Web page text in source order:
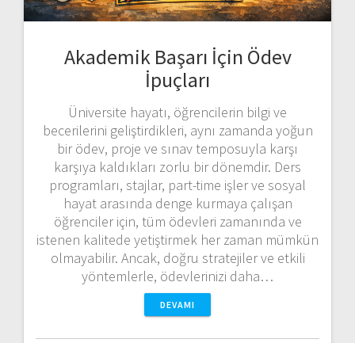
Akademik Başarı İçin Ödev
İpuçları
Üniversite hayatı, öğrencilerin bilgi ve
becerilerini geliştirdikleri, aynı zamanda yoğun
bir ödev, proje ve sınav temposuyla karşı
karşıya kaldıkları zorlu bir dönemdir. Ders
programları, stajlar, part-time işler ve sosyal
hayat arasında denge kurmaya çalışan
öğrenciler için, tüm ödevleri zamanında ve
istenen kalitede yetiştirmek her zaman mümkün
olmayabilir. Ancak, doğru stratejiler ve etkili
yöntemlerle, ödevlerinizi daha…
DEVAMI